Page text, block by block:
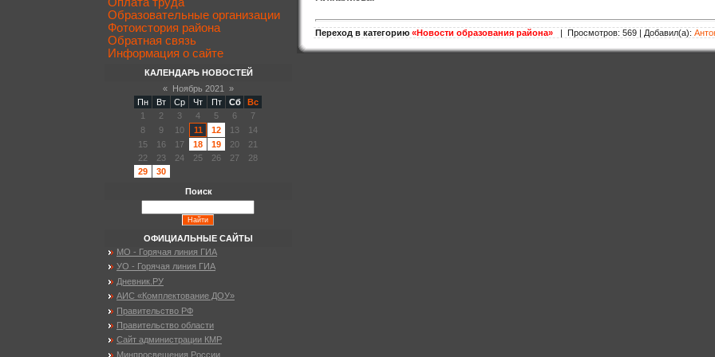
Переход в категорию «Новости образования района» | Просмотров: 569 | Добавил(а):
Образовательные организации
Фотоистория района
Обратная связь
Информация о сайте
КАЛЕНДАРЬ НОВОСТЕЙ
«
Ноябрь 2021
»
Пн
Вт Ср Чт Пт Сб
Вс
1
2 3 4 5 6
7
8
9 10 11 12 13
14
15
16 17 18 19 20
21
22
23 24 25 26 27
28
29
30
Поиск
ОФИЦИАЛЬНЫЕ САЙТЫ
МО - Горячая линия ГИА
УО - Горячая линия ГИА
Дневник.РУ
АИС «Комплектование ДОУ»
Правительство РФ
Правительство области
Сайт администрации КМР
Минпросвещения России